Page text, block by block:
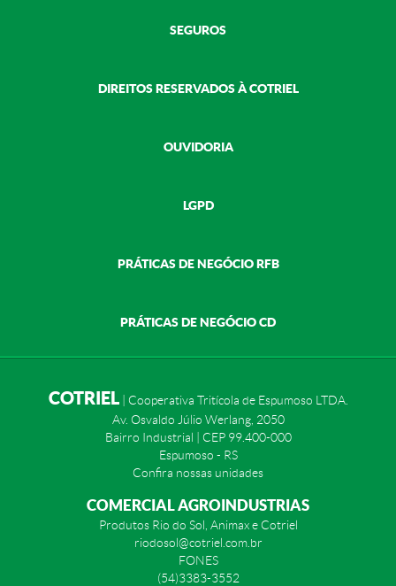
SEGUROS
DIREITOS RESERVADOS À COTRIEL
OUVIDORIA
LGPD
PRÁTICAS DE NEGÓCIO RFB
PRÁTICAS DE NEGÓCIO CD
COTRIEL| Cooperativa Tritícola de Espumoso LTDA.
Av. Osvaldo Júlio Werlang, 2050
Bairro Industrial | CEP 99.400-000
Espumoso - RS
Confira nossas unidades
COMERCIAL AGROINDUSTRIAS
Produtos Rio do Sol, Animax e Cotriel
riodosol@cotriel.com.br
FONES
(54)3383-3552